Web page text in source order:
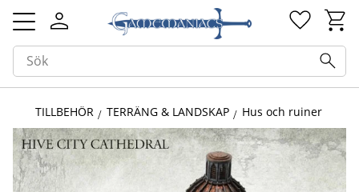
Meny
TILLBEHÖR TERRÄNG & LANDSKAP Hus och ruiner